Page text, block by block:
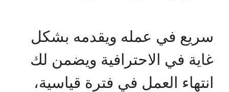
سريع في عمله ويقدمه بشكل
غاية في الاحترافية ويضمن لك
انتهاء العمل في فترة قياسية،